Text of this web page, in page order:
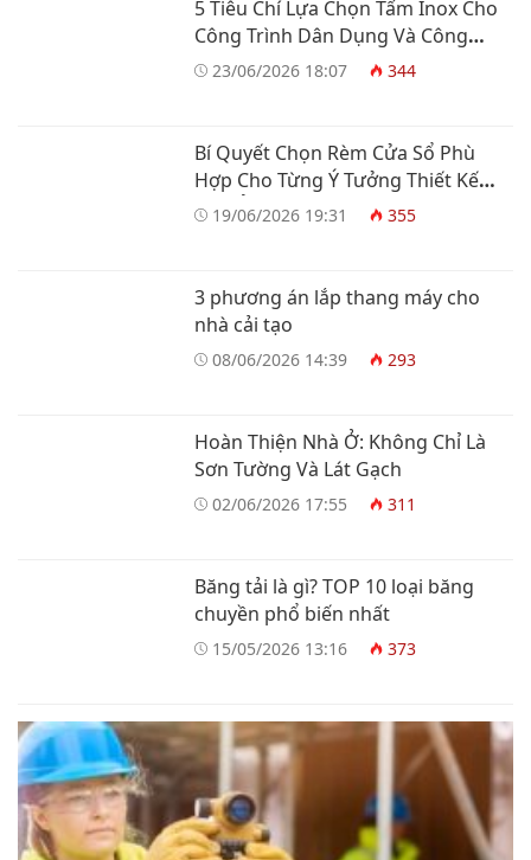
5 Tiêu Chí Lựa Chọn Tấm Inox Cho
Công Trình Dân Dụng Và Công
Nghiệp
23/06/2026 18:07 344
Bí Quyết Chọn Rèm Cửa Sổ Phù
Hợp Cho Từng Ý Tưởng Thiết Kế
Nhà Ở
19/06/2026 19:31 355
3 phương án lắp thang máy cho
nhà cải tạo
08/06/2026 14:39 293
Hoàn Thiện Nhà Ở: Không Chỉ Là
Sơn Tường Và Lát Gạch
02/06/2026 17:55 311
Băng tải là gì? TOP 10 loại băng
chuyền phổ biến nhất
15/05/2026 13:16 373